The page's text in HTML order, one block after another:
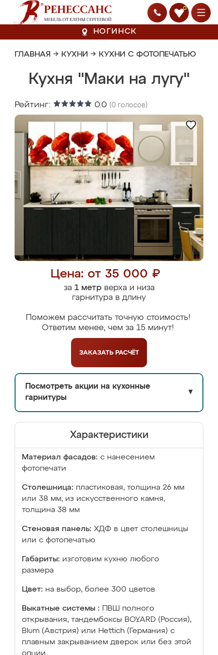
0
НОГИНСК
ГЛАВНАЯ → КУХНИ → КУХНИ С ФОТОПЕЧАТЬЮ
Кухня "Маки на лугу"
Рейтинг: 0.0 (0 голосов)
Цена: от 35 000 ₽
за 1 метрверха и низа
гарнитура в длину
Поможем рассчитать точную стоимость!
Ответим менее, чем за 15 минут!
ЗАКАЗАТЬ РАСЧЁТ
Посмотреть акции на кухонные
гарнитуры
▼
Характеристики
Материал фасадов: с нанесением
фотопечати
Столешница: пластиковая, толщина 26 мм
или 38 мм; из искусственного камня,
толщина 38 мм
Стеновая панель: ХДФ в цвет столешницы
или с фотопечатью
Габариты: изготовим кухню любого
размера
Цвет: на выбор, более 300 цветов
Выкатные системы :
ПВШ полного
открывания, тандембоксы BOYARD (Россия),
Blum (Австрия) или Hettich (Германия) с
плавным закрыванием дверок или без этой